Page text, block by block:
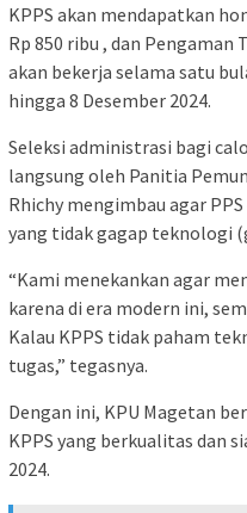
KPPS akan mendapatkan
Rp 850 ribu , dan Pengaman
akan bekerja selama satu
hingga 8 Desember 2024.
Seleksi administrasi bagi
langsung oleh Panitia
Rhichy mengimbau agar
yang tidak gagap teknologi
“Kami menekankan agar
karena di era modern ini,
Kalau KPPS tidak paham
tugas,” tegasnya.
Dengan ini, KPU Magetan
KPPS yang berkualitas dan
2024.